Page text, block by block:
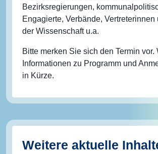
Bezirksregierungen,
Engagierte, Verbände, Vertreterinnen
der Wissenschaft u.a.
Bitte merken Sie sich den Termin vor.
Informationen zu Programm und
in Kürze.
Weitere aktuelle